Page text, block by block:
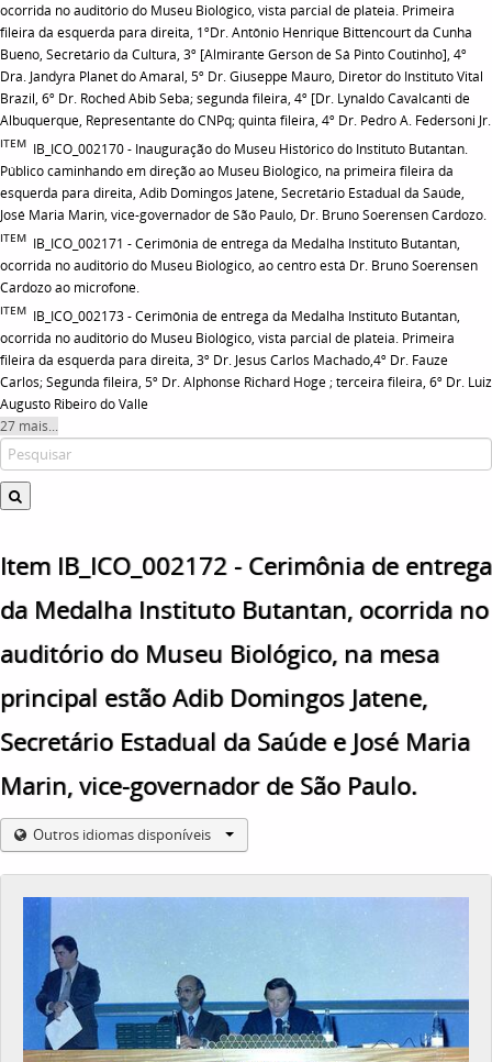
ocorrida no auditório do Museu Biológico, vista parcial de plateia. Primeira
fileira da esquerda para direita, 1ºDr. Antônio Henrique Bittencourt da Cunha
Bueno, Secretário da Cultura, 3º [Almirante Gerson de Sá Pinto Coutinho], 4º
Dra. Jandyra Planet do Amaral, 5º Dr. Giuseppe Mauro, Diretor do Instituto Vital
Brazil, 6º Dr. Roched Abib Seba; segunda fileira, 4º [Dr. Lynaldo Cavalcanti de
Albuquerque, Representante do CNPq; quinta fileira, 4º Dr. Pedro A. Federsoni Jr.
ITEM IB_ICO_002170 - Inauguração do Museu Histórico do Instituto Butantan.
Público caminhando em direção ao Museu Biológico, na primeira fileira da
esquerda para direita, Adib Domingos Jatene, Secretário Estadual da Saúde,
José Maria Marin, vice-governador de São Paulo, Dr. Bruno Soerensen Cardozo.
ITEM IB_ICO_002171 - Cerimônia de entrega da Medalha Instituto Butantan,
ocorrida no auditório do Museu Biológico, ao centro está Dr. Bruno Soerensen
Cardozo ao microfone.
ITEM IB_ICO_002173 - Cerimônia de entrega da Medalha Instituto Butantan,
ocorrida no auditório do Museu Biológico, vista parcial de plateia. Primeira
fileira da esquerda para direita, 3º Dr. Jesus Carlos Machado,4º Dr. Fauze
Carlos; Segunda fileira, 5º Dr. Alphonse Richard Hoge ; terceira fileira, 6º Dr. Luiz
Augusto Ribeiro do Valle
27 mais...
Item IB_ICO_002172 - Cerimônia de entrega
da Medalha Instituto Butantan, ocorrida no
auditório do Museu Biológico, na mesa
principal estão Adib Domingos Jatene,
Secretário Estadual da Saúde e José Maria
Marin, vice-governador de São Paulo.
Outros idiomas disponíveis